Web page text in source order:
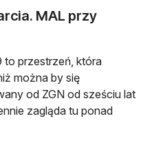
MAL przy
to przestrzeń, która
można by się
od ZGN od sześciu lat
zagląda tu ponad